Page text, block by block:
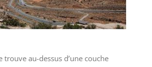
trouve au-dessus d’une couche